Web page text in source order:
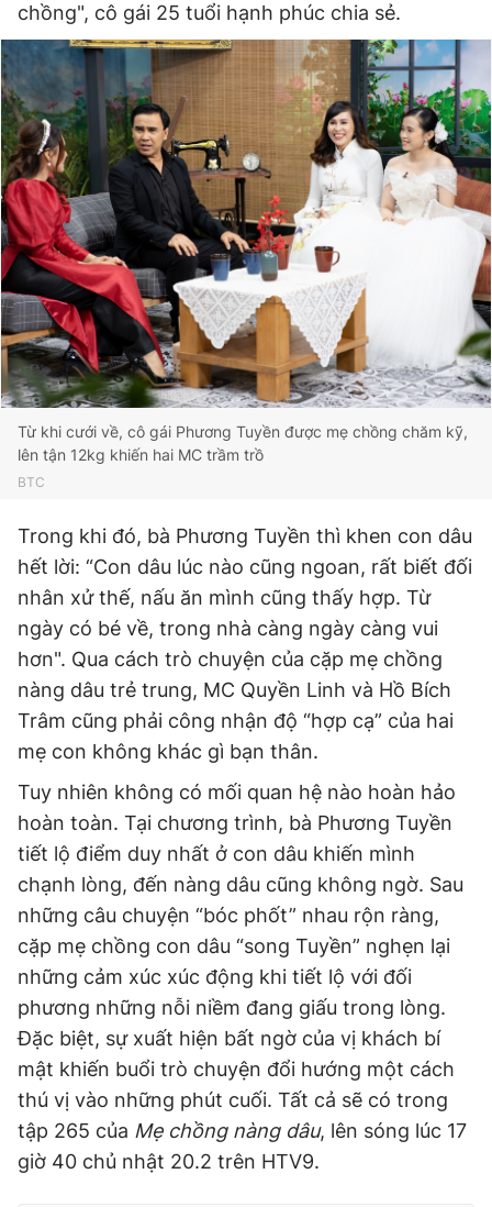
chồng", cô gái 25 tuổi hạnh phúc chia sẻ.
Từ khi cưới về, cô gái Phương Tuyền được mẹ chồng chăm kỹ,
lên tận 12kg khiến hai MC trầm trồ
BTC
Trong khi đó, bà Phương Tuyền thì khen con dâu
hết lời: “Con dâu lúc nào cũng ngoan, rất biết đối
nhân xử thế, nấu ăn mình cũng thấy hợp. Từ
ngày có bé về, trong nhà càng ngày càng vui
hơn". Qua cách trò chuyện của cặp mẹ chồng
nàng dâu trẻ trung, MC Quyền Linh và Hồ Bích
Trâm cũng phải công nhận độ “hợp cạ” của hai
mẹ con không khác gì bạn thân.
Tuy nhiên không có mối quan hệ nào hoàn hảo
hoàn toàn. Tại chương trình, bà Phương Tuyền
tiết lộ điểm duy nhất ở con dâu khiến mình
chạnh lòng, đến nàng dâu cũng không ngờ. Sau
những câu chuyện “bóc phốt” nhau rộn ràng,
cặp mẹ chồng con dâu “song Tuyền” nghẹn lại
những cảm xúc xúc động khi tiết lộ với đối
phương những nỗi niềm đang giấu trong lòng.
Đặc biệt, sự xuất hiện bất ngờ của vị khách bí
mật khiến buổi trò chuyện đổi hướng một cách
thú vị vào những phút cuối. Tất cả sẽ có trong
tập 265 của Mẹ chồng nàng dâu, lên sóng lúc 17
giờ 40 chủ nhật 20.2 trên HTV9.